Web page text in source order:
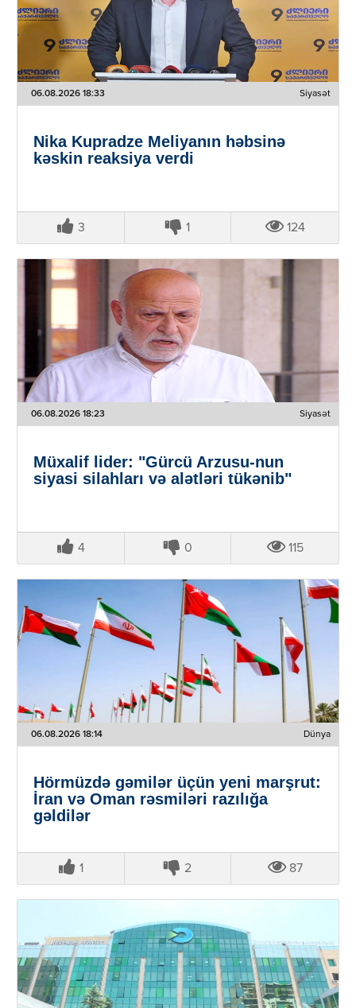
06.08.2026 18:33 Siyasət
Nika Kupradze Meliyanın həbsinə
kəskin reaksiya verdi
3 1 124
06.08.2026 18:23 Siyasət
Müxalif lider: "Gürcü Arzusu-nun
siyasi silahları və alətləri tükənib"
4 0 115
06.08.2026 18:14 Dünya
Hörmüzdə gəmilər üçün yeni marşrut:
İran və Oman rəsmiləri razılığa
gəldilər
1 2 87